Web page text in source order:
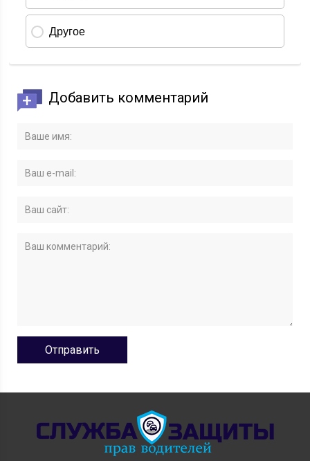
Добавить комментарий